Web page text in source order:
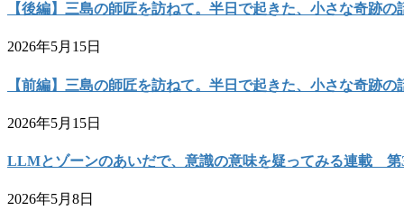
【後編】三島の師匠を訪ねて。半日で起きた、小さな奇跡の
2026年5月15日
【前編】三島の師匠を訪ねて。半日で起きた、小さな奇跡の
2026年5月15日
LLMとゾーンのあいだで、意識の意味を疑ってみる連載 第
2026年5月8日